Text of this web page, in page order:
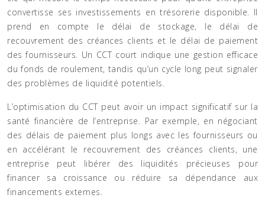
convertisse ses investissements en trésorerie disponible. Il
prend en compte le délai de stockage, le délai de
recouvrement des créances clients et le délai de paiement
des fournisseurs. Un CCT court indique une gestion efficace
du fonds de roulement, tandis qu’un cycle long peut signaler
des problèmes de liquidité potentiels.
L’optimisation du CCT peut avoir un impact significatif sur la
santé financière de l’entreprise. Par exemple, en négociant
des délais de paiement plus longs avec les fournisseurs ou
en accélérant le recouvrement des créances clients, une
entreprise peut libérer des liquidités précieuses pour
financer sa croissance ou réduire sa dépendance aux
financements externes.